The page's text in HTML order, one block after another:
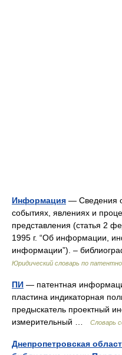
Информация — Сведения
событиях, явлениях и
представления (статья 2
1995 г. “Об информации,
информации”). –
Юридический словарь по
ПИ — патентная
пластина индикаторная
предыскатель проектный
измерительный …
Словарь
Днепропетровская